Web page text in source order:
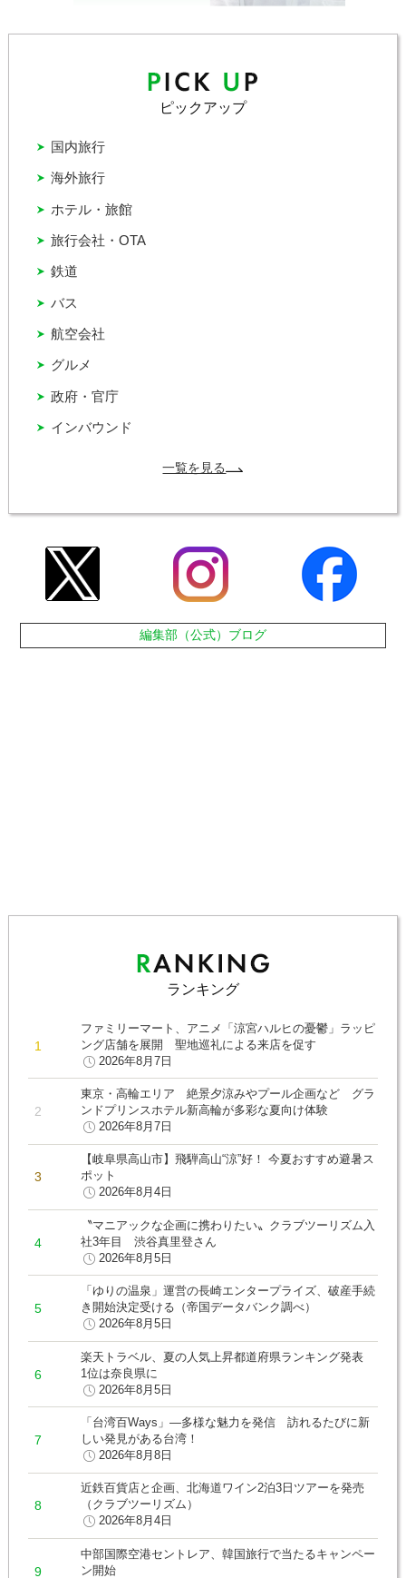
ピックアップ
インバウンド
グルメ
バス
ホテル・旅館
国内旅行
政府・官庁
旅行会社・OTA
海外旅行
航空会社
鉄道
一覧を見る
編集部（公式）ブログ
ランキング
ファミリーマート、アニメ「涼宮ハルヒの憂鬱」ラッピ
ング店舗を展開 聖地巡礼による来店を促す
2026年8月7日
東京・高輪エリア 絶景夕涼みやプール企画など グラ
ンドプリンスホテル新高輪が多彩な夏向け体験
2026年8月7日
【岐阜県高山市】飛騨高山“涼”好！ 今夏おすすめ避暑ス
ポット
2026年8月4日
〝マニアックな企画に携わりたい〟クラブツーリズム入
社3年目 渋谷真里登さん
2026年8月5日
「ゆりの温泉」運営の長崎エンタープライズ、破産手続
き開始決定受ける（帝国データバンク調べ）
2026年8月5日
楽天トラベル、夏の人気上昇都道府県ランキング発表
1位は奈良県に
2026年8月5日
「台湾百Ways」―多様な魅力を発信 訪れるたびに新
しい発見がある台湾！
2026年8月8日
近鉄百貨店と企画、北海道ワイン2泊3日ツアーを発売
（クラブツーリズム）
2026年8月4日
中部国際空港セントレア、韓国旅行で当たるキャンペー
ン開始